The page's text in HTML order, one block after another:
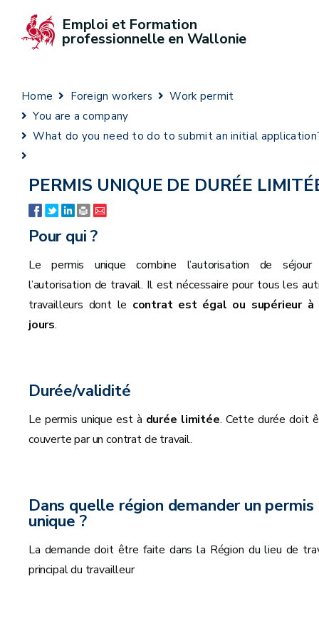
Emploi et Formation
professionnelle en Wallonie
Home Foreign workers
Work permit
You are a company
What do you need to do to submit an initial
PERMIS UNIQUE DE DURÉE
Pour qui ?
Le permis unique combine l’autorisation de
l’autorisation de travail. Il est nécessaire pour tous les
travailleurs dont le contrat est égal ou supérieur à
jours.
Durée/validité
Le permis unique est à durée limitée. Cette durée doit
couverte par un contrat de travail.
Dans quelle région demander un permis
unique ?
La demande doit être faite dans la Région du lieu de
principal du travailleur